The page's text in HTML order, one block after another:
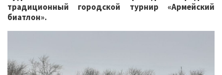
традиционный городской турнир «Армейский
биатлон».